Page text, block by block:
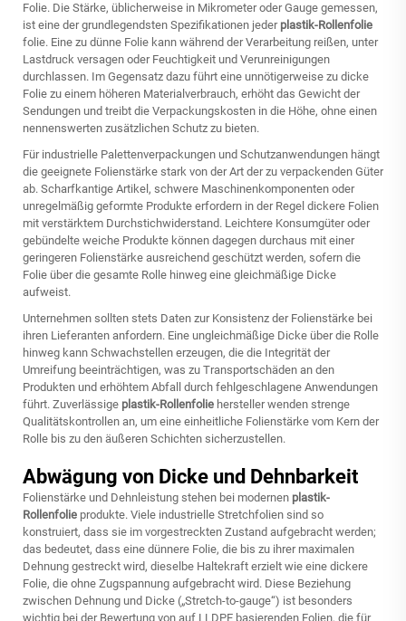
Folie. Die Stärke, üblicherweise in Mikrometer oder Gauge gemessen,
ist eine der grundlegendsten Spezifikationen jeder plastik-Rollenfolie
folie. Eine zu dünne Folie kann während der Verarbeitung reißen, unter
Lastdruck versagen oder Feuchtigkeit und Verunreinigungen
durchlassen. Im Gegensatz dazu führt eine unnötigerweise zu dicke
Folie zu einem höheren Materialverbrauch, erhöht das Gewicht der
Sendungen und treibt die Verpackungskosten in die Höhe, ohne einen
nennenswerten zusätzlichen Schutz zu bieten.
Für industrielle Palettenverpackungen und Schutzanwendungen hängt
die geeignete Folienstärke stark von der Art der zu verpackenden Güter
ab. Scharfkantige Artikel, schwere Maschinenkomponenten oder
unregelmäßig geformte Produkte erfordern in der Regel dickere Folien
mit verstärktem Durchstichwiderstand. Leichtere Konsumgüter oder
gebündelte weiche Produkte können dagegen durchaus mit einer
geringeren Folienstärke ausreichend geschützt werden, sofern die
Folie über die gesamte Rolle hinweg eine gleichmäßige Dicke
aufweist.
Unternehmen sollten stets Daten zur Konsistenz der Folienstärke bei
ihren Lieferanten anfordern. Eine ungleichmäßige Dicke über die Rolle
hinweg kann Schwachstellen erzeugen, die die Integrität der
Umreifung beeinträchtigen, was zu Transportschäden an den
Produkten und erhöhtem Abfall durch fehlgeschlagene Anwendungen
führt. Zuverlässige plastik-Rollenfolie hersteller wenden strenge
Qualitätskontrollen an, um eine einheitliche Folienstärke vom Kern der
Rolle bis zu den äußeren Schichten sicherzustellen.
Abwägung von Dicke und Dehnbarkeit
Folienstärke und Dehnleistung stehen bei modernen plastik-
Rollenfolie produkte. Viele industrielle Stretchfolien sind so
konstruiert, dass sie im vorgestreckten Zustand aufgebracht werden;
das bedeutet, dass eine dünnere Folie, die bis zu ihrer maximalen
Dehnung gestreckt wird, dieselbe Haltekraft erzielt wie eine dickere
Folie, die ohne Zugspannung aufgebracht wird. Diese Beziehung
zwischen Dehnung und Dicke („Stretch-to-gauge“) ist besonders
wichtig bei der Bewertung von auf LLDPE basierenden Folien, die für